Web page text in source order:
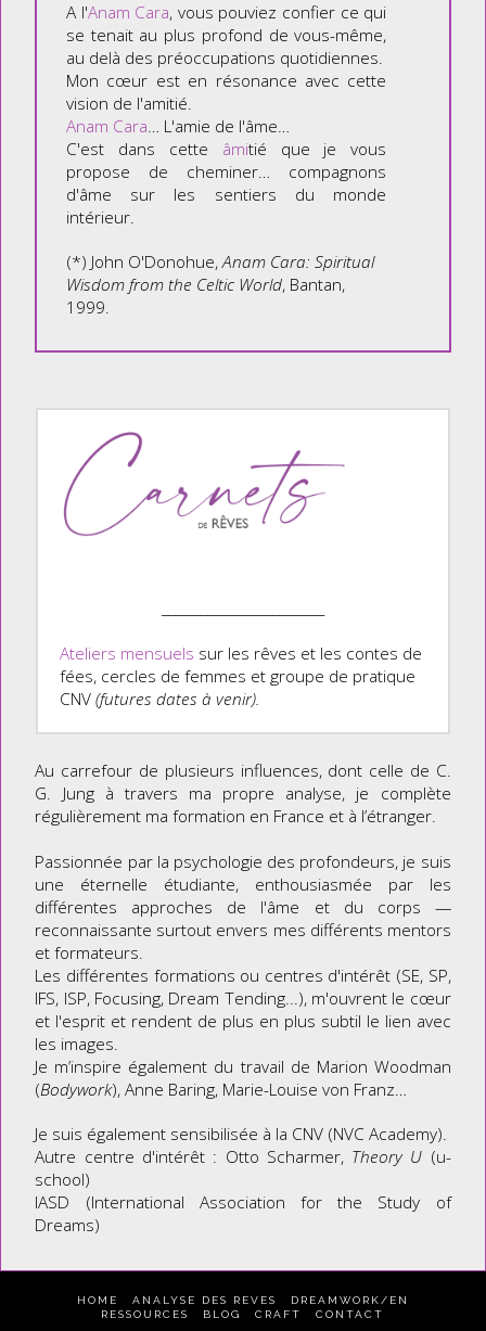
A l'Anam Cara, vous pouviez confier ce qui
se tenait au plus profond de vous-même,
au delà des préoccupations quotidiennes.
Mon cœur est en résonance avec cette
vision de l'amitié.
Anam Cara… L'amie de l'âme…
C'est dans cette âmitié que je vous
propose de cheminer… compagnons
d'âme sur les sentiers du monde
intérieur.
(*) John O'Donohue,Anam Cara: Spiritual
Wisdom from the Celtic World, Bantan,
1999.
Ateliers mensuels sur les rêves et les contes de
fées, cercles de femmes et groupe de pratique
CNV(futures dates à venir).
Au carrefour de plusieurs influences, dont celle de C.
G. Jung à travers ma propre analyse, je complète
régulièrement ma formation en France et à l’étranger.
Passionnée par la psychologie des profondeurs, je suis
une éternelle étudiante, enthousiasmée par les
différentes approches de l'âme et du corps —
reconnaissante surtout envers mes différents mentors
et formateurs.
Les différentes formations ou centres d'intérêt (SE, SP,
IFS, ISP, Focusing, Dream Tending...), m'ouvrent le cœur
et l'esprit et rendent de plus en plus subtil le lien avec
les images.
Je m’inspire également du travail de Marion Woodman
(Bodywork), Anne Baring, Marie-Louise von Franz…
Je suis également sensibilisée à la CNV (NVC Academy).
Autre centre d'intérêt : Otto Scharmer, Theory U (u-
school)
IASD (International Association for the Study of
Dreams)
HOME ANALYSE DES REVES
DREAMWORK/EN
RESSOURCES
BLOG CRAFT CONTACT